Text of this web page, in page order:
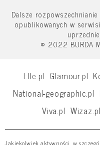
Dalsze
opublikowanych w
© 2022 BURDA
Elle.pl Glamour.pl
National-geographic.pl
Viva.pl Wizaz.pl
Jakiekolwiek aktywności, w